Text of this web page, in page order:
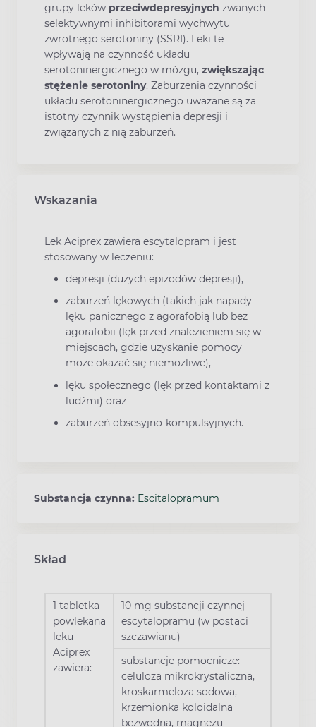
grupy leków przeciwdepresyjnych zwanych
selektywnymi inhibitorami wychwytu
zwrotnego serotoniny (SSRI). Leki te
wpływają na czynność układu
serotoninergicznego w mózgu, zwiększając
stężenie serotoniny. Zaburzenia czynności
układu serotoninergicznego uważane są za
istotny czynnik wystąpienia depresji i
związanych z nią zaburzeń.
Wskazania
Lek Aciprex zawiera escytalopram i jest
stosowany w leczeniu:
depresji (dużych epizodów depresji),
zaburzeń lękowych (takich jak napady
lęku panicznego z agorafobią lub bez
agorafobii (lęk przed znalezieniem się w
miejscach, gdzie uzyskanie pomocy
może okazać się niemożliwe),
lęku społecznego (lęk przed kontaktami z
ludźmi) oraz
zaburzeń obsesyjno-kompulsyjnych.
Substancja czynna: Escitalopramum
Skład
1 tabletka
powlekana
leku
Aciprex
zawiera:
10 mg substancji czynnej
escytalopramu (w postaci
szczawianu)
substancje pomocnicze:
celuloza mikrokrystaliczna,
kroskarmeloza sodowa,
krzemionka koloidalna
bezwodna, magnezu